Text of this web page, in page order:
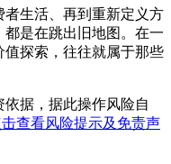
者生活、再到重新定义方
是在跳出旧地图。在一
探索，往往就属于那些
据，据此操作风险自
查看风险提示及免责声